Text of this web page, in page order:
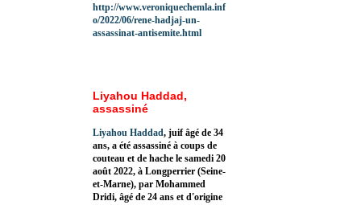
http://www.veroniquechemla.inf
o/2022/06/rene-hadjaj-un-
assassinat-antisemite.html
Liyahou Haddad,
assassiné
Liyahou Haddad, juif âgé de 34
ans, a été assassiné à coups de
couteau et de hache le samedi 20
août 2022, à Longperrier (Seine-
et-Marne), par Mohammed
Dridi, âgé de 24 ans et d'origine